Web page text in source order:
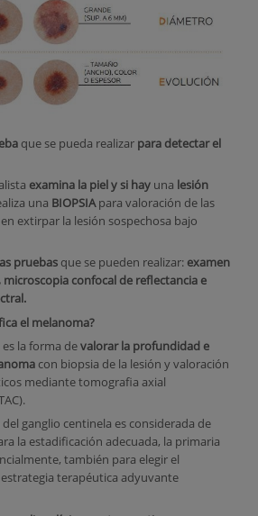
que se pueda realizar para detectar el
examina la piel y si hay una lesión
una BIOPSIApara valoración de las
extirpar la lesión sospechosa bajo
pruebas que se pueden realizar: examen
confocal de reflectancia e
el melanoma?
es la forma devalorar la profundidad e
con biopsia de la lesión y valoración
mediante tomografia axial
ganglio centinela es considerada de
la estadificación adecuada, la primaria
también para elegir el
terapéutica adyuvante